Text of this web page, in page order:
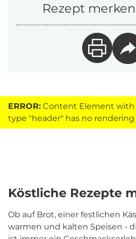
Rezept
ERROR: Content Element with
type "header" has no
Köstliche Rezepte
Ob auf Brot, einer festlichen
warmen und kalten Speisen -